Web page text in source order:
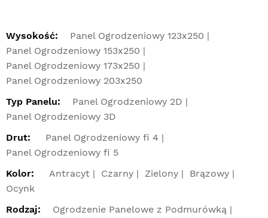
Wysokość:
Panel Ogrodzeniowy 123x250
Panel Ogrodzeniowy 153x250
Panel Ogrodzeniowy 173x250
Panel Ogrodzeniowy 203x250
Typ Panelu:
Panel Ogrodzeniowy 2D
Panel Ogrodzeniowy 3D
Drut:
Panel Ogrodzeniowy fi 4
Panel Ogrodzeniowy fi 5
Kolor:
Antracyt Czarny Zielony
Brązowy
Ocynk
Rodzaj:
Ogrodzenie Panelowe z Podmurówką